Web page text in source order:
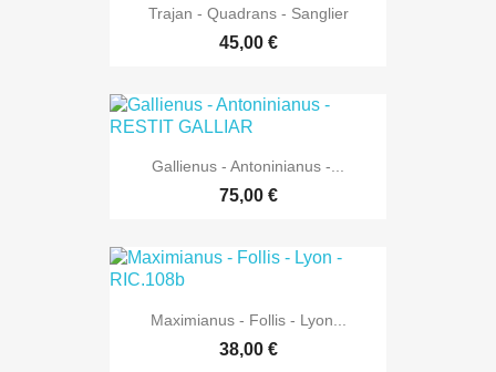
Trajan - Quadrans - Sanglier
45,00 €
Gallienus - Antoninianus -...
75,00 €
Maximianus - Follis - Lyon...
38,00 €